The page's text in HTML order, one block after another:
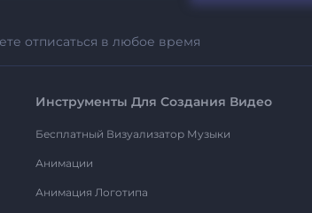
отписаться в любое время
Инструменты Для Создания Видео
Бесплатный Визуализатор Музыки
Анимации
Анимация Логотипа